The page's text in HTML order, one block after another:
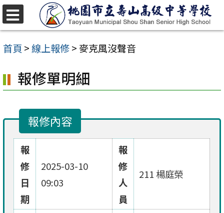
跳
至
主
內
容
首頁 >線上報修> 麥克風沒聲音
報修單明細
報修內容
報
修
日
期
2025-03-10
09:03
報
修
人
員
211 楊庭榮
選
單